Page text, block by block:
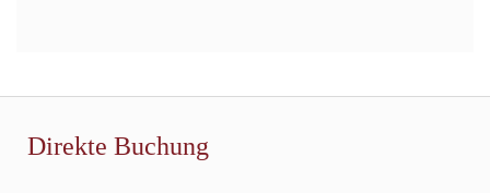
Direkte Buchung